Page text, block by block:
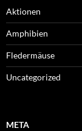
Aktionen
Amphibien
Fledermäuse
Uncategorized
META